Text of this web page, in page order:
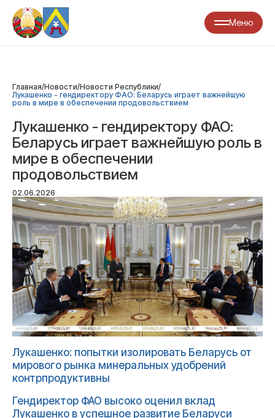
Меню
Главная/Новости/Новости Республики/
Лукашенко - гендиректору ФАО: Беларусь играет важнейшую
роль в мире в обеспечении продовольствием
Лукашенко - гендиректору ФАО:
Беларусь играет важнейшую роль в
мире в обеспечении
продовольствием
02.06.2026
Лукашенко: попытки изолировать Беларусь от
мирового рынка минеральных удобрений
контрпродуктивны
Гендиректор ФАО высоко оценил вклад
Лукашенко в успешное развитие Беларуси